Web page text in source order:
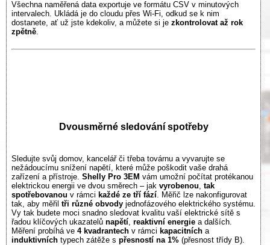
Všechna naměřená data exportuje ve formátu CSV v minutových
intervalech. Ukládá je do cloudu přes Wi-Fi, odkud se k nim
dostanete, ať už jste kdekoliv, a můžete si je zkontrolovat až rok
zpětně
Dvousměrné sledování spotřeby
Sledujte svůj domov, kancelář či třeba továrnu a vyvarujte se
nežádoucímu snížení napětí, které může poškodit vaše drahá
zařízení a přístroje. Shelly Pro 3EM vám umožní počítat protékanou
elektrickou energii ve dvou směrech – jak vyrobenou tak
spotřebovanou v rámci každé ze tří fází . Měřič lze nakonfigurovat
tak, aby měřil tři různé obvody jednofázového elektrického systému.
Vy tak budete moci snadno sledovat kvalitu vaší elektrické sítě s
řadou klíčových ukazatelů napětí reaktivní energie a dalších.
Měření probíhá ve 4 kvadrantech v rámci kapacitních a
induktivních typech zátěže s přesností na 1% (přesnost třídy B).